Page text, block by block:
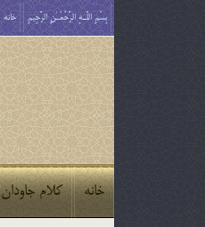
بِسْمِ اللَّـهِ الرَّحْمَـٰنِ الرَّحِيمِ خانه
خانه کلام جاودان